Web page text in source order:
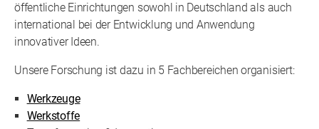
öffentliche Einrichtungen sowohl in Deutschland als auch
international bei der Entwicklung und Anwendung
innovativer Ideen.
Unsere Forschung ist dazu in 5 Fachbereichen organisiert:
Werkzeuge
Werkstoffe